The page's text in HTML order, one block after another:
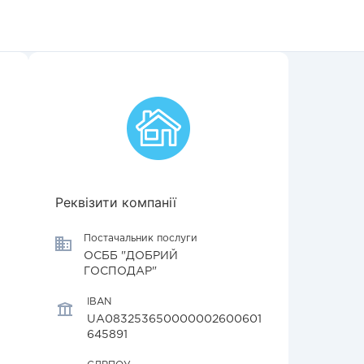
Реквізити компанії
Постачальник послуги
ОСББ "ДОБРИЙ
ГОСПОДАР"
IBAN
UA083253650000002600601
645891